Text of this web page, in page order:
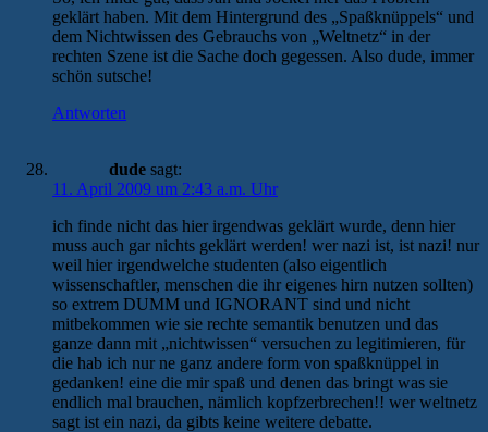
geklärt haben. Mit dem Hintergrund des „Spaßknüppels“ und
dem Nichtwissen des Gebrauchs von „Weltnetz“ in der
rechten Szene ist die Sache doch gegessen. Also dude, immer
schön sutsche!
Antworten
dude sagt:
11. April 2009 um 2:43 a.m. Uhr
ich finde nicht das hier irgendwas geklärt wurde, denn hier
muss auch gar nichts geklärt werden! wer nazi ist, ist nazi! nur
weil hier irgendwelche studenten (also eigentlich
wissenschaftler, menschen die ihr eigenes hirn nutzen sollten)
so extrem DUMM und IGNORANT sind und nicht
mitbekommen wie sie rechte semantik benutzen und das
ganze dann mit „nichtwissen“ versuchen zu legitimieren, für
die hab ich nur ne ganz andere form von spaßknüppel in
gedanken! eine die mir spaß und denen das bringt was sie
endlich mal brauchen, nämlich kopfzerbrechen!! wer weltnetz
sagt ist ein nazi, da gibts keine weitere debatte.